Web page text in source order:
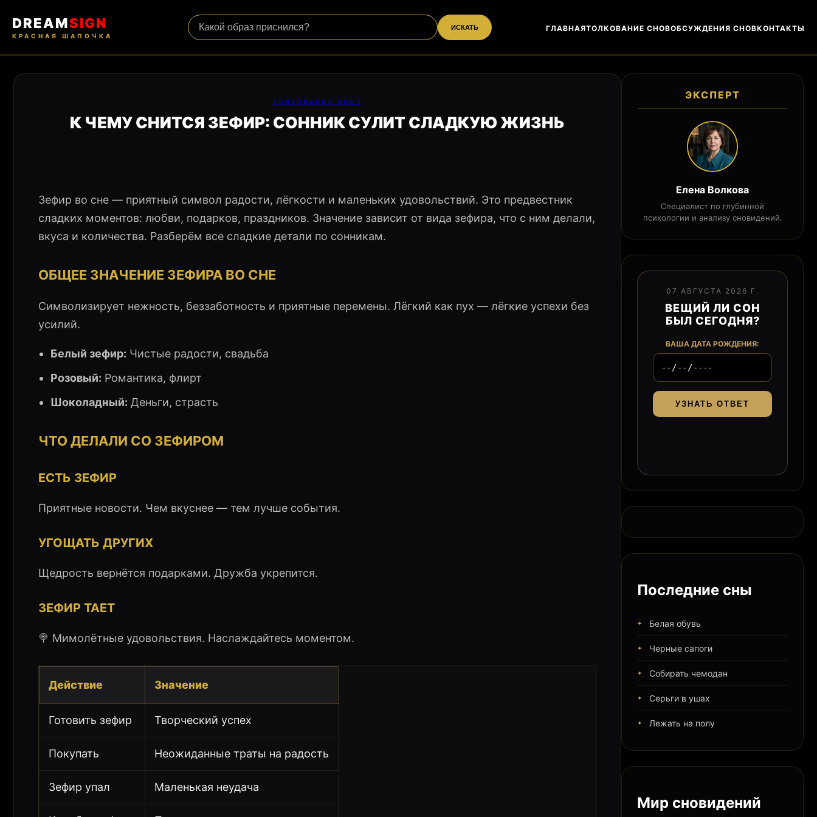
DREAMSIGN
КРАСНАЯ ШАПОЧКА
ИСКАТЬ ГЛАВНАЯТОЛКОВАНИЕ СНОВОБСУЖДЕНИЯ СНОВКОНТАКТЫ
ТОЛКОВАНИЕ СНОВ
К ЧЕМУ СНИТСЯ ЗЕФИР: СОННИК СУЛИТ СЛАДКУЮ ЖИЗНЬ
Зефир во сне — приятный символ радости, лёгкости и маленьких удовольствий. Это предвестник
сладких моментов: любви, подарков, праздников. Значение зависит от вида зефира, что с ним делали,
вкуса и количества. Разберём все сладкие детали по сонникам.
ОБЩЕЕ ЗНАЧЕНИЕ ЗЕФИРА ВО СНЕ
Символизирует нежность, беззаботность и приятные перемены. Лёгкий как пух — лёгкие успехи без
усилий.
Белый зефир: Чистые радости, свадьба
Розовый: Романтика, флирт
Шоколадный: Деньги, страсть
ЧТО ДЕЛАЛИ СО ЗЕФИРОМ
ЕСТЬ ЗЕФИР
Приятные новости. Чем вкуснее — тем лучше события.
УГОЩАТЬ ДРУГИХ
Щедрость вернётся подарками. Дружба укрепится.
ЗЕФИР ТАЕТ
🍭 Мимолётные удовольствия. Наслаждайтесь моментом.
Действие Значение
Готовить зефир Творческий успех
Покупать Неожиданные траты на радость
Зефир упал Маленькая неудача
ЭКСПЕРТ
Елена Волкова
Специалист по глубинной
психологии и анализу сновидений.
07 АВГУСТА 2026 Г.
ВЕЩИЙ ЛИ СОН
БЫЛ СЕГОДНЯ?
ВАША ДАТА РОЖДЕНИЯ:
УЗНАТЬ ОТВЕТ
Последние сны
Белая обувь
Черные сапоги
Собирать чемодан
Серьги в ушах
Лежать на полу
Мир сновидений